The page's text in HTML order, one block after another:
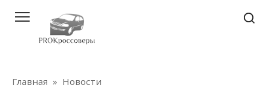
контенту
Главная » Новости